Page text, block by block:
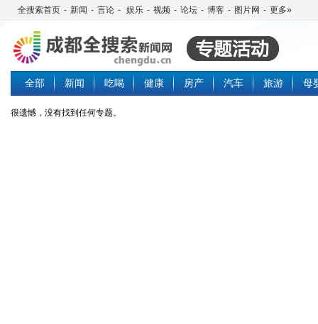
全搜索首页 - 新闻 - 言论 - 娱乐 - 视频 - 论坛 - 博客 - 图片网 - 更多»
全部 新闻 吃喝 健康 房产 汽车 旅游 母
很遗憾，没有找到任何专题。